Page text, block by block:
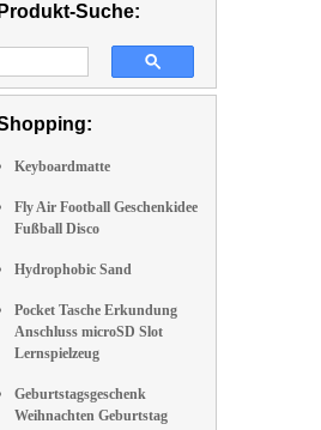
Produkt-Suche:
Keyboardmatte
Fly Air Football Geschenkidee
Fußball Disco
Hydrophobic Sand
Pocket Tasche Erkundung
Anschluss microSD Slot
Lernspielzeug
Geburtstagsgeschenk
Weihnachten Geburtstag